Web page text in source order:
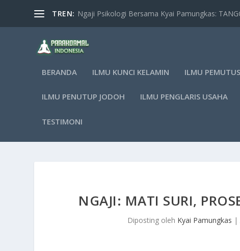
TREN: Ngaji Psikologi Bersama Kyai Pamungkas:
BERANDA ILMU KUNCI KELAMIN ILMU
ILMU PENUTUP JODOH ILMU PENGLARIS USAHA
TESTIMONI
NGAJI: MATI SURI,
Diposting oleh Kyai Pamungkas |